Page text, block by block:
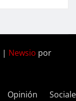
| Newsio por
Opinión